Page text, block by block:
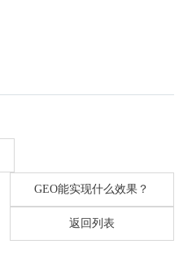
GEO能实现什么效果？
返回列表